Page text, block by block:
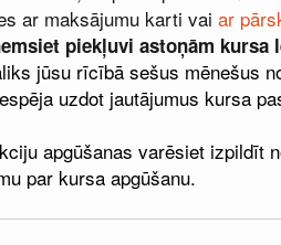
ar maksājumu karti vai ar
piekļuvi astoņām
jūsu rīcībā sešus mēnešus
uzdot jautājumus kursa
apgūšanas varēsiet izpildīt
par kursa apgūšanu.